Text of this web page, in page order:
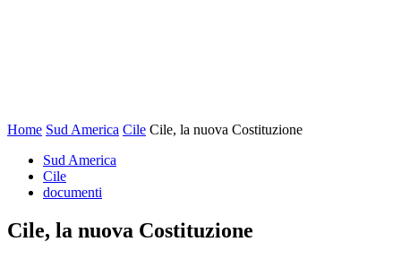
Home Sud America Cile Cile, la nuova Costituzione
Sud America
Cile
documenti
Cile, la nuova Costituzione